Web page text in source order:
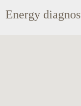
Energy